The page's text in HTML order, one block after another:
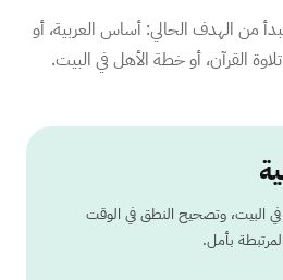
من الهدف الحالي: أساس العربية، أو
القرآن، أو خطة الأهل في البيت.
في البيت، وتصحيح النطق في الوقت
بأمل.